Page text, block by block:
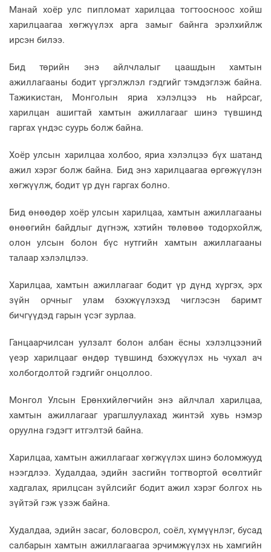
Манай хоёр улс пипломат харилцаа тогтоосноос хойш
харилцаагаа хөгжүүлэх арга замыг байнга эрэлхийлж
ирсэн билээ.
Бид төрийн энэ айлчлалыг цаашдын хамтын
ажиллагааны бодит үргэлжлэл гэдгийг тэмдэглэж байна.
Тажикистан, Монголын яриа хэлэлцээ нь найрсаг,
харилцан ашигтай хамтын ажиллагааг шинэ түвшинд
гаргах үндэс суурь болж байна.
Хоёр улсын харилцаа холбоо, яриа хэлэлцээ бүх шатанд
ажил хэрэг болж байна. Бид энэ харилцаагаа өргөжүүлэн
хөгжүүлж, бодит үр дүн гаргах болно.
Бид өнөөдөр хоёр улсын харилцаа, хамтын ажиллагааны
өнөөгийн байдлыг дүгнэж, хэтийн төлөвөө тодорхойлж,
олон улсын болон бүс нутгийн хамтын ажиллагааны
талаар хэлэлцлээ.
Харилцаа, хамтын ажиллагааг бодит үр дүнд хүргэх, эрх
зүйн орчныг улам бэхжүүлэхэд чиглэсэн баримт
бичгүүдэд гарын үсэг зурлаа.
Ганцаарчилсан уулзалт болон албан ёсны хэлэлцээний
үеэр харилцааг өндөр түвшинд бэхжүүлэх нь чухал ач
холбогдолтой гэдгийг онцоллоо.
Монгол Улсын Ерөнхийлөгчийн энэ айлчлал харилцаа,
хамтын ажиллагааг урагшлуулахад жинтэй хувь нэмэр
оруулна гэдэгт итгэлтэй байна.
Харилцаа, хамтын ажиллагааг хөгжүүлэх шинэ боломжууд
нээгдлээ. Худалдаа, эдийн засгийн тогтвортой өсөлтийг
хадгалах, ярилцсан зүйлсийг бодит ажил хэрэг болгох нь
зүйтэй гэж үзэж байна.
Худалдаа, эдийн засаг, боловсрол, соёл, хүмүүнлэг, бусад
салбарын хамтын ажиллагаагаа эрчимжүүлэх нь хамгийн